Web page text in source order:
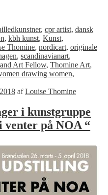
, cpr artist, dansk
, kbh kunst, Kunst,
Thomine, nordicart, originale
, scandinavianart,
Art Fellow, Thomine Art,
drawing women,
afLouise Thomine
i kunstgruppe
venter på NOA “